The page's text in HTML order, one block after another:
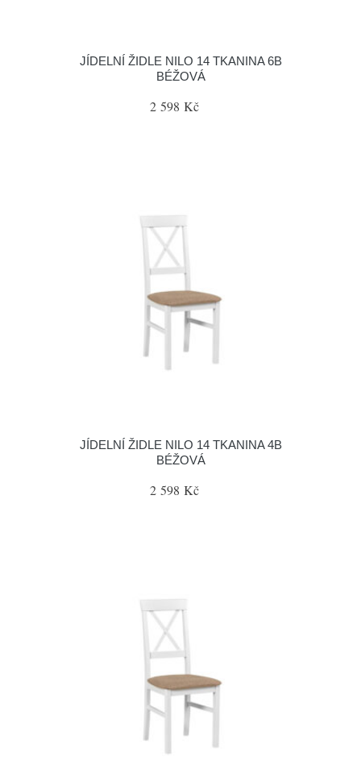
JÍDELNÍ ŽIDLE NILO 14 TKANINA 6B
BÉŽOVÁ
2 598 Kč
JÍDELNÍ ŽIDLE NILO 14 TKANINA 4B
BÉŽOVÁ
2 598 Kč